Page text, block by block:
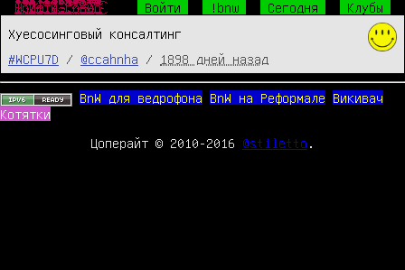
Ш̴̴̜̥͍͕̼̙̱͙͎͍̘̀̐̔́̾̃͒̈̔̎́́͜р̧̛̺͖͖̯̖ͧͤ͋̅̽ͧ̈̐̽̆̐͋ͤͦͬ͛̃̑͞͞и̒ͥͤͯ͂ͣ̐̉̑ͫ̉̑҉̛͏̸̻͕͇͚̤͕̯̱̳͉ͅф̴̴̡̟̞͙̙̻͍̦͔̤̞̔̓́̍͗̚͢͞ͅт̨̐ͫ̂͊̄̃ͥͪ͏̫̺͍̞̼͈̩̥̜͔͜͜ы̸̴̱̺̼̠̦͍͍͍̱̖͔̖̱͉̅͑͌͒ͫ͒̀ͥ͐ͤ̅͘̕.̵̴̡̭̼̮͖͈̙͖͖̲̮̬͍͙̼̯̦̮̮ͦ̆̀̑̌ͮͧͣͯ̔̂́͟г͌ͮ̏̈͂ͯ̚҉̛̙̬̘̲̗͇͕̠̙͙̼̩͚̀͘͞ͅо̷̥̯̘̓ͤ̽͒̋̉̀̂̄̒̓̊ͨ͛́̌ͤ̂̀͠в̶̒͒̓̏̓̚҉̛̙̘̺̰̮̼̟̼̥̟̘̠̜͜н̸̷̸̲̝͈͙̰̟̻̟̰̜̟̗͎̻̻͍̿̔̃ͨ͑о̔̀̋ͫ̇̿̐ͫ͌͗ͩ҉̨̜̙̙͈͍̮̮̼̙̘̞̕͜͡ Войти !bnw Сегодня
Клубы
Хуесосинговый консалтинг
#WCPU7D
/ @ccahnha / 1898 дней назад
BnW для ведрофона BnW на Реформале
Викивач
Котятки
Цоперайт © 2010-2016 @stiletto